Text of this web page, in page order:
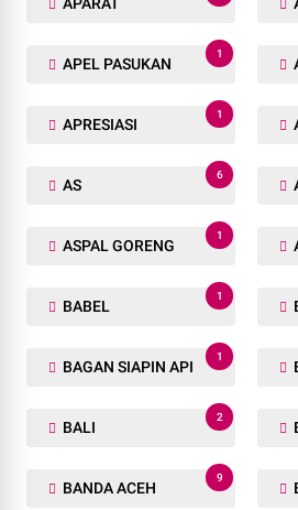
1
ACEH BESAR
1
ACEH TAMIANG
1
AL-ZAYTUN
3
AMN
1
1
APARAT
1
1
APRESIASI
1